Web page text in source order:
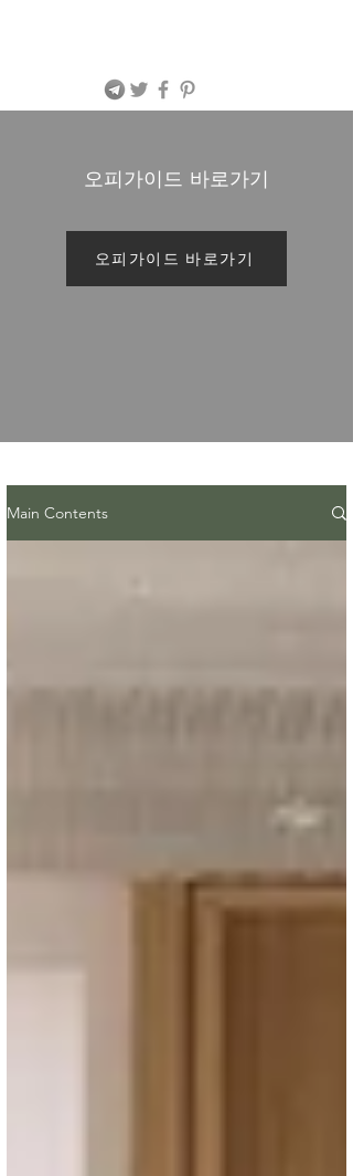
​오피가이드 바로가기
오피가이드 바로가기
Main Contents